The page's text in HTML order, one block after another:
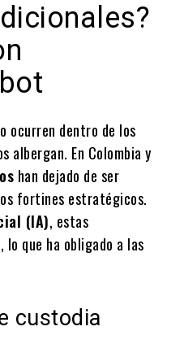
ocurren dentro de los
albergan. En Colombia y
han dejado de ser
fortines estratégicos.
(IA), estas
que ha obligado a las
custodia